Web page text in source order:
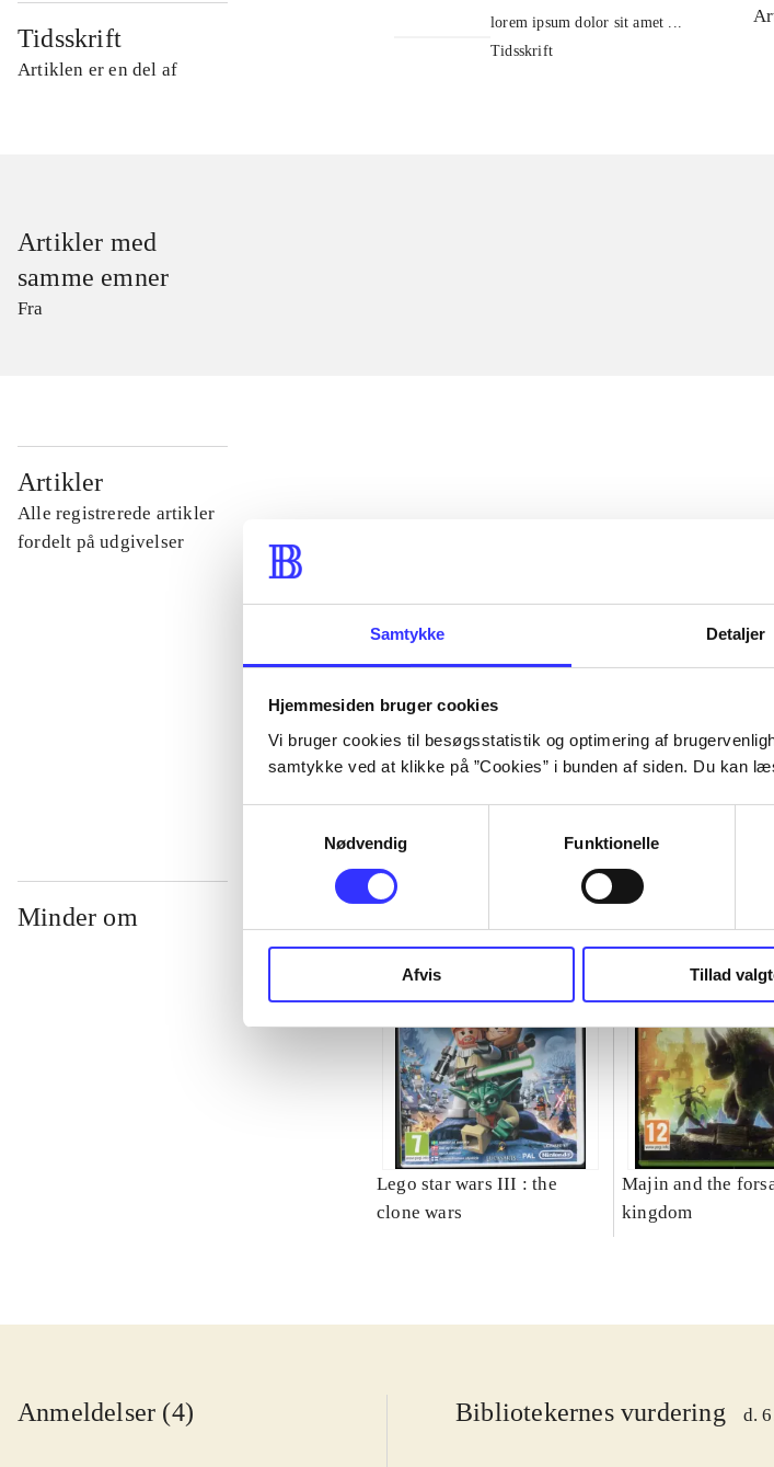
Samtykke Detaljer
Hjemmesiden bruger cookies
Vi bruger cookies til besøgsstatistik og optimering af
samtykke ved at klikke på ”Cookies” i bunden af siden. Du kan
Nødvendig
Funktionelle
Afvis Tillad
Tidsskrift
Artiklen er en del af
lorem ipsum dolor sit amet ...
Tidsskrift
Artikler med
samme emner
Fra
Artikler
Alle registrerede artikler
fordelt på udgivelser
...
...
Minder om
Lego star wars III : the
clone wars
Majin and the
kingdom
Anmeldelser (4) Bibliotekernes vurdering d.